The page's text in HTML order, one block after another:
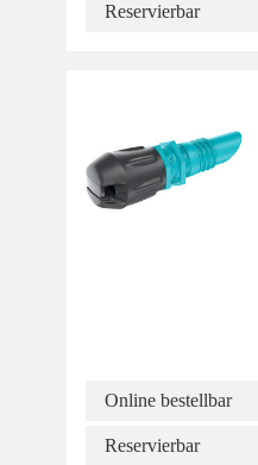
Reservierbar
Online bestellbar
Reservierbar